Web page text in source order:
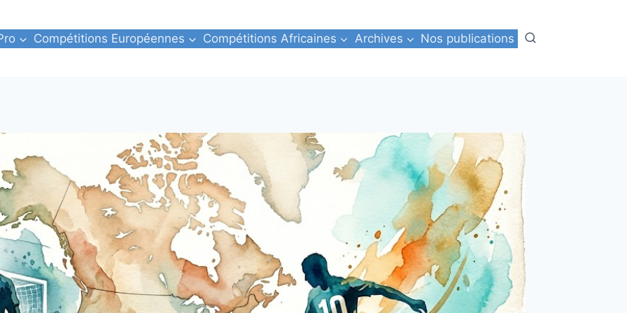
Compétitions Européennes Compétitions Africaines Archives Nos publications